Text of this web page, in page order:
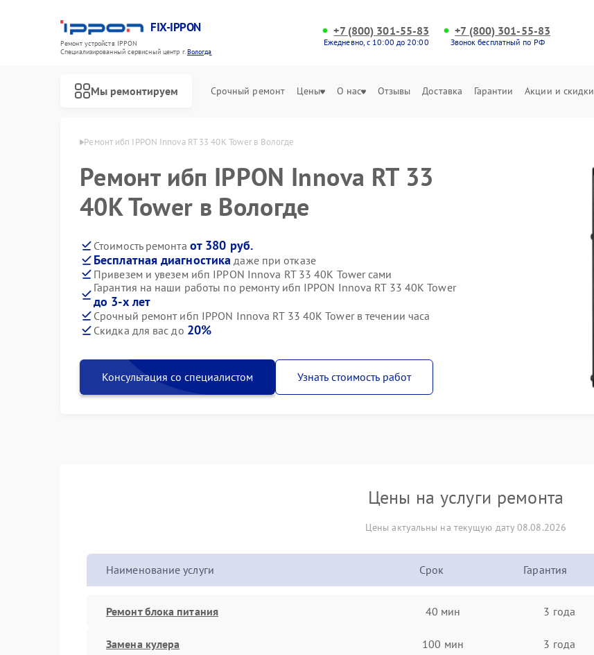
FIX-IPPON
Ремонт устройств IPPON
Специализированный cервисный центр г.Вологда
+7 (800) 301-55-83
Ежедневно, с 10:00 до 20:00
+7 (800) 301-55-83
Звонок бесплатный по РФ
Мы ремонтируем Срочный ремонт Цены О нас Отзывы Доставка Гарантии Акции и скидки
IPPON в Вологде Ремонт ибп IPPON Innova RT 33 40K Tower в Вологде
Ремонт ибп IPPON Innova RT 33
40K Tower в Вологде
Стоимость ремонта от 380 руб.
Бесплатная диагностика даже при отказе
Привезем и увезем ибп IPPON Innova RT 33 40K Tower сами
Гарантия на наши работы по ремонту ибп IPPON Innova RT 33 40K Tower
до 3-х лет
Срочный ремонт ибп IPPON Innova RT 33 40K Tower в течении часа
Скидка для вас до 20%
Консультация со специалистом Узнать стоимость работ
Цены на услуги ремонта
Цены актуальны на текущую дату 08.08.2026
Наименование услуги Срок Гарантия
Ремонт блока питания 40 мин 3 года
Замена кулера 100 мин 3 года